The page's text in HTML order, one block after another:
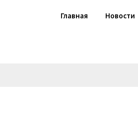
Главная Новости